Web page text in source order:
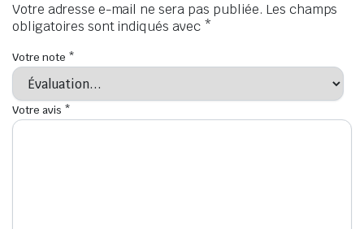
Votre adresse e-mail ne sera pas publiée. Les champs
obligatoires sont indiqués avec *
Votre note *
Votre avis *